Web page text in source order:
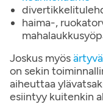
haima-,
Joskus myös
on sekin
aiheuttaa
esiintyy kuitenkin